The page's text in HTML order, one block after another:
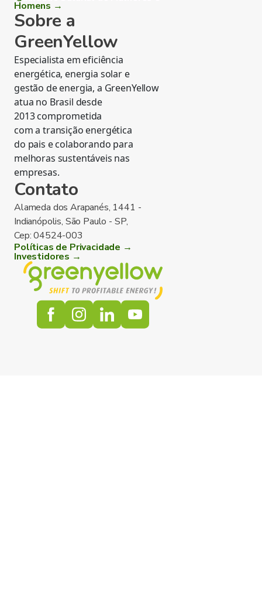
Homens →
Sobre a
GreenYellow
Especialista em eficiência
energética, energia solar e
gestão de energia, a GreenYellow
atua no Brasil desde
2013 comprometida
com a transição energética
do pais e colaborando para
melhoras sustentáveis nas
empresas.
Contato
Alameda dos Arapanés, 1441 -
Indianópolis, São Paulo - SP,
Cep: 04524-003
Políticas de Privacidade →
Investidores →